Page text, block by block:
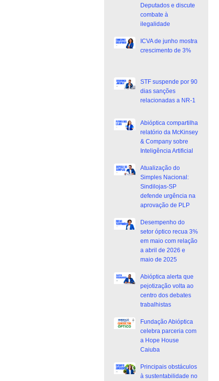
Deputados e discute
combate à
ilegalidade
ICVA de junho mostra
crescimento de 3%
STF suspende por 90
dias sanções
relacionadas a NR-1
Abióptica compartilha
relatório da McKinsey
& Company sobre
Inteligência Artificial
Atualização do
Simples Nacional:
Sindilojas-SP
defende urgência na
aprovação de PLP
Desempenho do
setor óptico recua 3%
em maio com relação
a abril de 2026 e
maio de 2025
Abióptica alerta que
pejotização volta ao
centro dos debates
trabalhistas
Fundação Abióptica
celebra parceria com
a Hope House
Caiuba
Principais obstáculos
à sustentabilidade no